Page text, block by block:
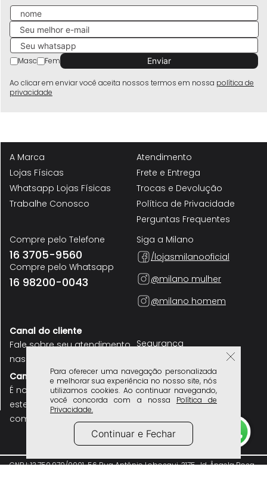
Para oferecer uma navegação personalizada
e melhorar sua experiência no nosso site, nós
utilizamos cookies. Ao continuar navegando,
você concorda com a nossa Política de
Privacidade.
Continuar e Fechar
Masc Fem
Ao clicar em enviar você aceita nossos termos em nossa política de
privacidade
A Marca
Lojas Físicas
Whatsapp Lojas Físicas
Trabalhe Conosco
Atendimento
Frete e Entrega
Trocas e Devolução
Política de Privacidade
Perguntas Frequentes
Compre pelo Telefone
16 3705-9560
Compre pelo Whatsapp
16 98200-0043
Siga a Milano
/lojasmilanooficial
@milano mulher
@milano homem
Canal do cliente
Fale sobre seu atendimento
nas nossas lojas
Canal do colaborador
É nosso funcionário? use
este canal para se
comunicar
Segurança
CNPJ: 13.750.970/0001-56 Rua Antônio Lobosqui, 3175, Jd. Ângela Rosa